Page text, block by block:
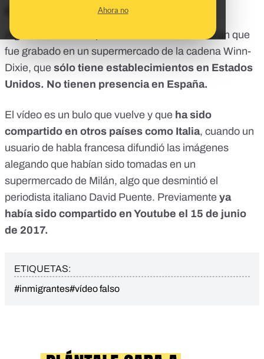
Ahora no
Algunos de los componentes del vídeo muestran que
fue grabado en un supermercado de la cadena Winn-
Dixie, que sólo tiene establecimientos en Estados
Unidos. No tienen presencia en España.
El vídeo es un bulo que vuelve y que ha sido
compartido en otros países como Italia, cuando un
usuario de habla francesa difundió las imágenes
alegando que habían sido tomadas en un
supermercado de Milán, algo que desmintió el
periodista italiano David Puente. Previamente ya
había sido compartido en Youtube el 15 de junio
de 2017.
ETIQUETAS:
#inmigrantes#vídeo falso